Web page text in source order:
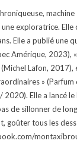
exploratrice.
Elle a publié une
Amérique, 2023),
Lafon,
»
Elle a lancé
de sillonner de
goûter tous les